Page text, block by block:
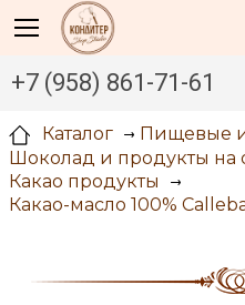
+7 (958) 861-71-61
Каталог
Пищевые
Шоколад и продукты на
Какао продукты
Какао-масло 100%